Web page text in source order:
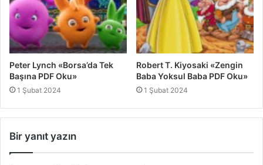
Peter Lynch «Borsa’da Tek
Başına PDF Oku»
1 Şubat 2024
Robert T. Kiyosaki «Zengin
Baba Yoksul Baba PDF Oku»
1 Şubat 2024
Bir yanıt yazın